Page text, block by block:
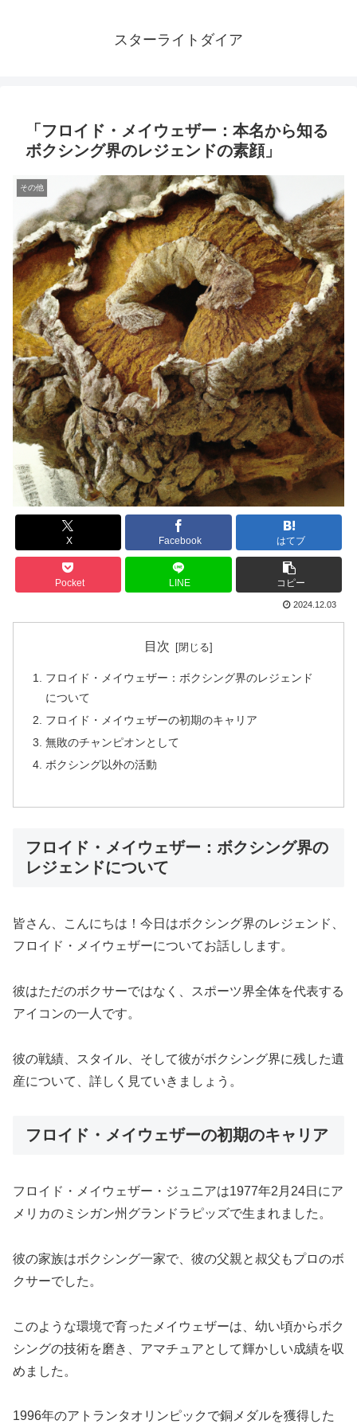
スターライトダイア
「フロイド・メイウェザー：本名から知る
ボクシング界のレジェンドの素顔」
その他
X Facebook はてブ
Pocket LINE コピー
2024.12.03
目次
フロイド・メイウェザー：ボクシング界のレジェンド
について
フロイド・メイウェザーの初期のキャリア
無敗のチャンピオンとして
ボクシング以外の活動
フロイド・メイウェザー：ボクシング界の
レジェンドについて
皆さん、こんにちは！今日はボクシング界のレジェンド、
フロイド・メイウェザーについてお話しします。
彼はただのボクサーではなく、スポーツ界全体を代表する
アイコンの一人です。
彼の戦績、スタイル、そして彼がボクシング界に残した遺
産について、詳しく見ていきましょう。
フロイド・メイウェザーの初期のキャリア
フロイド・メイウェザー・ジュニアは1977年2月24日にア
メリカのミシガン州グランドラピッズで生まれました。
彼の家族はボクシング一家で、彼の父親と叔父もプロのボ
クサーでした。
このような環境で育ったメイウェザーは、幼い頃からボク
シングの技術を磨き、アマチュアとして輝かしい成績を収
めました。
1996年のアトランタオリンピックで銅メダルを獲得した